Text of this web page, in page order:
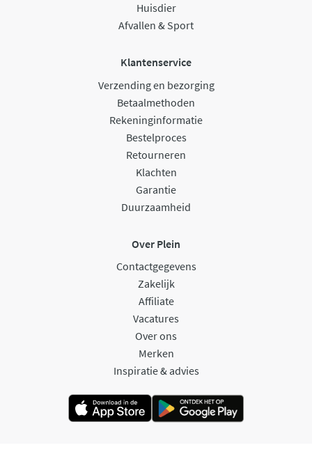
Huisdier
Afvallen & Sport
Klantenservice
Verzending en bezorging
Betaalmethoden
Rekeninginformatie
Bestelproces
Retourneren
Klachten
Garantie
Duurzaamheid
Over Plein
Contactgegevens
Zakelijk
Affiliate
Vacatures
Over ons
Merken
Inspiratie & advies